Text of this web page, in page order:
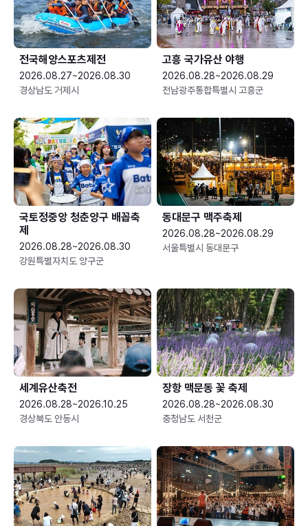
전국해양스포츠제전
2026.08.27~2026.08.30
경상남도 거제시
고흥 국가유산 야행
2026.08.28~2026.08.29
전남광주통합특별시 고흥군
국토정중앙 청춘양구 배꼽축
제
2026.08.28~2026.08.30
강원특별자치도 양구군
동대문구 맥주축제
2026.08.28~2026.08.29
서울특별시 동대문구
세계유산축전
2026.08.28~2026.10.25
경상북도 안동시
장항 맥문동 꽃 축제
2026.08.28~2026.08.30
충청남도 서천군